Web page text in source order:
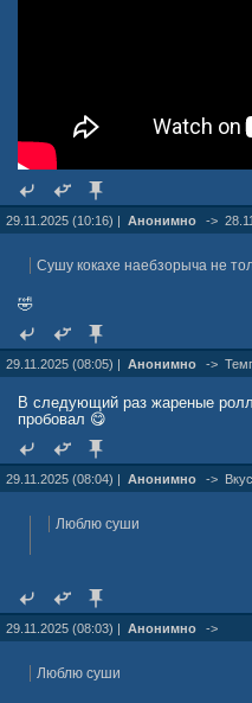
29.11.2025 (10:16) | Анонимно ->
Сушу кокахе наебзорыча не
🤣
29.11.2025 (08:05) | Анонимно ->
В следующий раз жареные
пробовал 😋
29.11.2025 (08:04) | Анонимно ->
Люблю суши
29.11.2025 (08:03) | Анонимно ->
Люблю суши